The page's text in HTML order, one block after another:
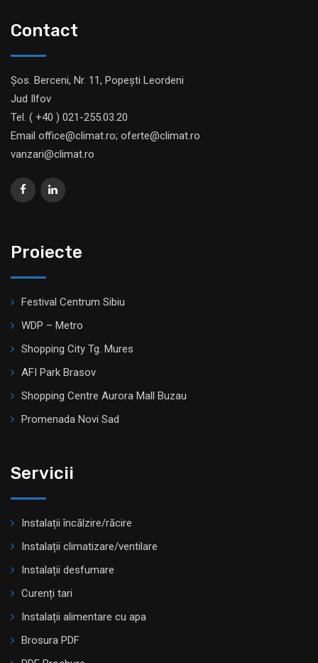
Contact
Șos. Berceni, Nr. 11, Popești Leordeni
Jud Ilfov
Tel. ( +40 ) 021-255.03.20
Email office@climat.ro; oferte@climat.ro
vanzari@climat.ro
Proiecte
Festival Centrum Sibiu
WDP – Metro
Shopping City Tg. Mures
AFI Park Brasov
Shopping Centre Aurora Mall Buzau
Promenada Novi Sad
Servicii
Instalații încălzire/răcire
Instalații climatizare/ventilare
Instalații desfumare
Curenți tari
Instalații alimentare cu apa
Brosura PDF